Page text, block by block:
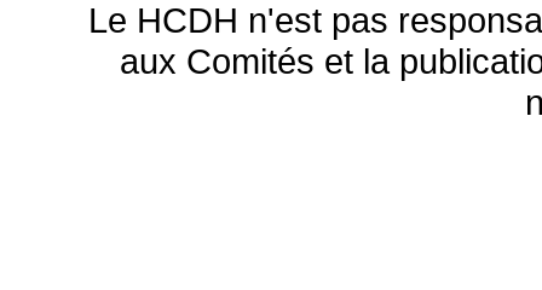
Le HCDH n'est pas
aux Comités et la